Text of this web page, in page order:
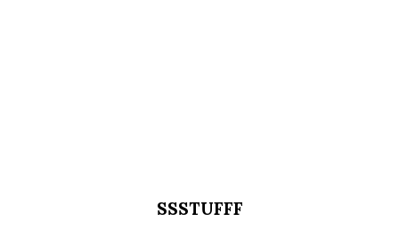
SSSTUFFF